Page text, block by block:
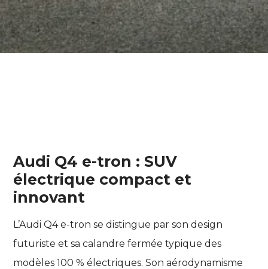
Audi Q4 e-tron : SUV
électrique compact et
innovant
L’Audi Q4 e-tron se distingue par son design
futuriste et sa calandre fermée typique des
modèles 100 % électriques. Son aérodynamisme